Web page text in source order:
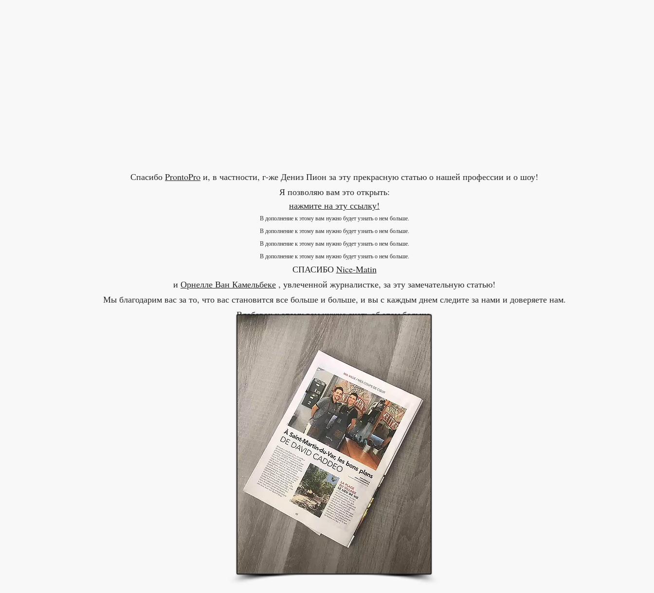
Спасибо ProntoPro и, в частности, г-же Дениз Пион за эту прекрасную статью о нашей профессии и о шоу!
Я позволяю вам это открыть:
нажмите на эту ссылку!
В дополнение к этому вам нужно будет узнать о нем больше.
В дополнение к этому вам нужно будет узнать о нем больше.
В дополнение к этому вам нужно будет узнать о нем больше.
В дополнение к этому вам нужно будет узнать о нем больше.
СПАСИБО Nice-Matin
и Орнелле Ван Камельбеке , увлеченной журналистке, за эту замечательную статью!
Мы благодарим вас за то, что вас становится все больше и больше, и вы с каждым днем ​​следите за нами и доверяете нам.
Вдобавок к этому вам нужно знать об этом больше.
Вдобавок к этому вам нужно знать об этом больше.
Вдобавок к этому вам нужно знать об этом больше.
Вдобавок к этому вам нужно знать об этом больше.